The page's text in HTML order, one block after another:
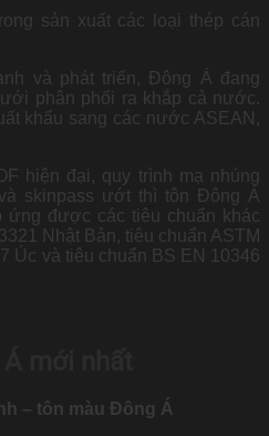
sản xuất các loại thép cán
và phát triển, Đông Á đang
phân phối ra khắp cả nước.
khẩu sang các nước ASEAN,
hiện đại, quy trình mạ nhúng
skinpass ướt thì tôn Đông Á
ứng được các tiêu chuẩn khác
Nhật Bản, tiêu chuẩn ASTM
Úc và tiêu chuẩn BS EN 10346
– tôn màu Đông Á